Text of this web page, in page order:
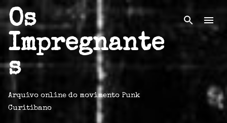
Pular para o conteúdo principal
Os
Impregnante
s
Arquivo online do movimento Punk
Curitibano